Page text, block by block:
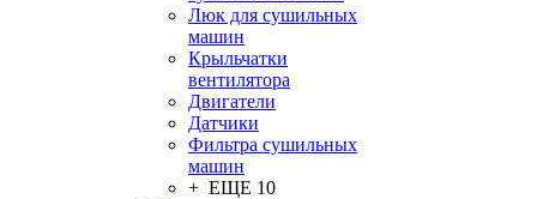
Люк для сушильных
машин
Крыльчатки
вентилятора
Двигатели
Датчики
Фильтра сушильных
машин
+ ЕЩЕ 10